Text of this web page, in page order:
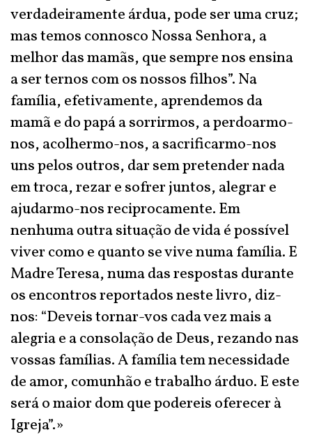
verdadeiramente árdua, pode ser uma cruz;
mas temos connosco Nossa Senhora, a
melhor das mamãs, que sempre nos ensina
a ser ternos com os nossos filhos”. Na
família, efetivamente, aprendemos da
mamã e do papá a sorrirmos, a perdoarmo-
nos, acolhermo-nos, a sacrificarmo-nos
uns pelos outros, dar sem pretender nada
em troca, rezar e sofrer juntos, alegrar e
ajudarmo-nos reciprocamente. Em
nenhuma outra situação de vida é possível
viver como e quanto se vive numa família. E
Madre Teresa, numa das respostas durante
os encontros reportados neste livro, diz-
nos: “Deveis tornar-vos cada vez mais a
alegria e a consolação de Deus, rezando nas
vossas famílias. A família tem necessidade
de amor, comunhão e trabalho árduo. E este
será o maior dom que podereis oferecer à
Igreja”.»